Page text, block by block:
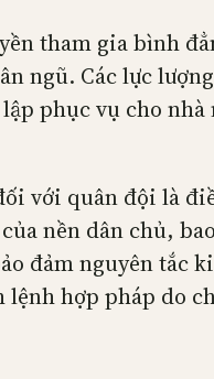
tham gia bình
ngũ. Các lực
phục vụ cho
với quân đội là
nền dân chủ,
đảm nguyên
hợp pháp do